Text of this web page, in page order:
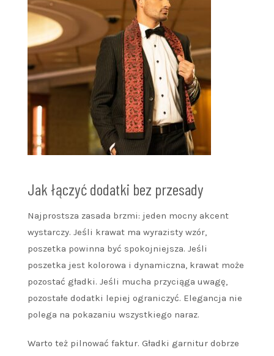
Jak łączyć dodatki bez przesady
Najprostsza zasada brzmi: jeden mocny akcent
wystarczy. Jeśli krawat ma wyrazisty wzór,
poszetka powinna być spokojniejsza. Jeśli
poszetka jest kolorowa i dynamiczna, krawat może
pozostać gładki. Jeśli mucha przyciąga uwagę,
pozostałe dodatki lepiej ograniczyć. Elegancja nie
polega na pokazaniu wszystkiego naraz.
Warto też pilnować faktur. Gładki garnitur dobrze